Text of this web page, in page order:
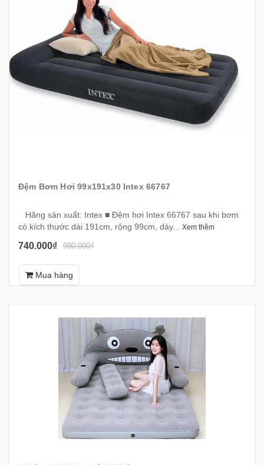
Đệm Bơm Hơi 99x191x30 Intex 66767
Hãng sản xuất: Intex ■ Đệm hơi Intex 66767 sau khi bơm
có kích thước dài 191cm, rộng 99cm, dày... Xem thêm
740.000₫ 990.000₫
Mua hàng